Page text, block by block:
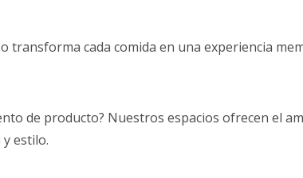
transforma cada comida en una experiencia
de producto? Nuestros espacios ofrecen el
estilo.